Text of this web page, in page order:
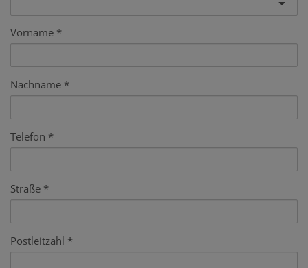
Vorname
Nachname
Telefon
Straße
Postleitzahl